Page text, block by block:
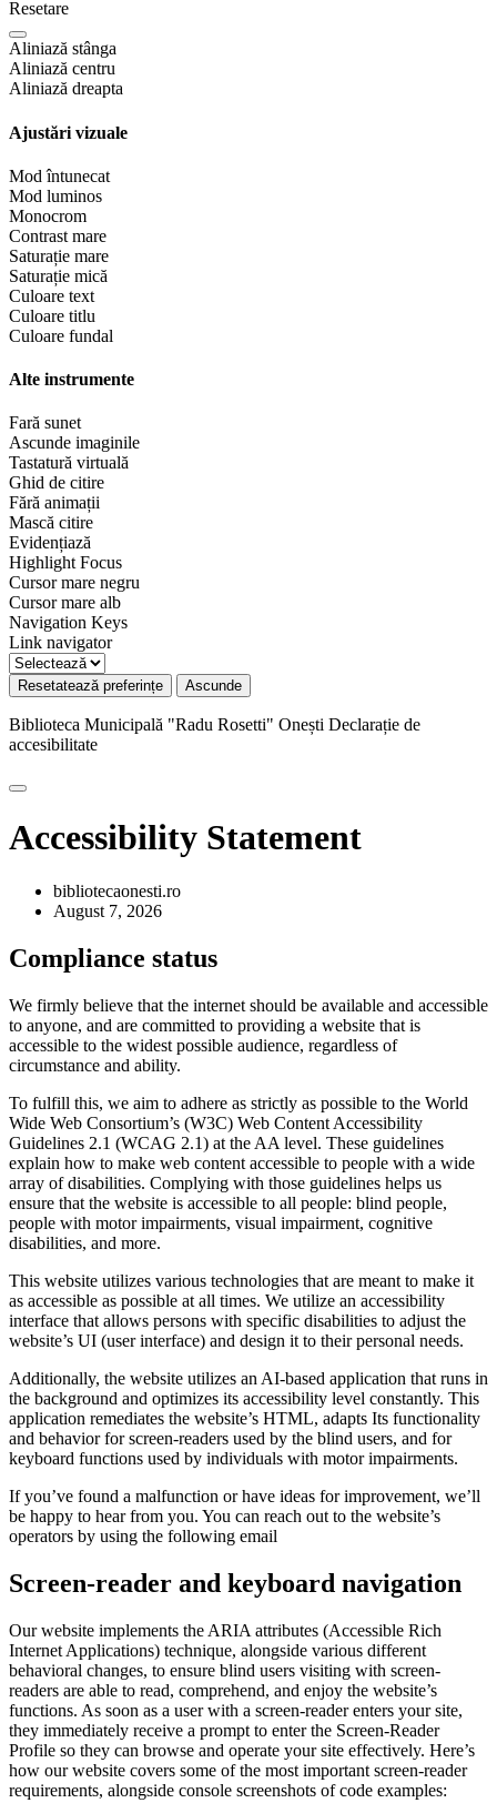
Resetare
Aliniază stânga
Aliniază centru
Aliniază dreapta
Ajustări vizuale
Mod întunecat
Mod luminos
Monocrom
Contrast mare
Saturație mare
Saturație mică
Culoare text
Culoare titlu
Culoare fundal
Alte instrumente
Fară sunet
Ascunde imaginile
Tastatură virtuală
Ghid de citire
Fără animații
Mască citire
Evidențiază
Highlight Focus
Cursor mare negru
Cursor mare alb
Navigation Keys
Link navigator
Resetatează preferințe Ascunde
Biblioteca Municipală "Radu Rosetti" Onești Declarație de
accesibilitate
Accessibility Statement
bibliotecaonesti.ro
August 7, 2026
Compliance status
We firmly believe that the internet should be available and accessible
to anyone, and are committed to providing a website that is
accessible to the widest possible audience, regardless of
circumstance and ability.
To fulfill this, we aim to adhere as strictly as possible to the World
Wide Web Consortium’s (W3C) Web Content Accessibility
Guidelines 2.1 (WCAG 2.1) at the AA level. These guidelines
explain how to make web content accessible to people with a wide
array of disabilities. Complying with those guidelines helps us
ensure that the website is accessible to all people: blind people,
people with motor impairments, visual impairment, cognitive
disabilities, and more.
This website utilizes various technologies that are meant to make it
as accessible as possible at all times. We utilize an accessibility
interface that allows persons with specific disabilities to adjust the
website’s UI (user interface) and design it to their personal needs.
Additionally, the website utilizes an AI-based application that runs in
the background and optimizes its accessibility level constantly. This
application remediates the website’s HTML, adapts Its functionality
and behavior for screen-readers used by the blind users, and for
keyboard functions used by individuals with motor impairments.
If you’ve found a malfunction or have ideas for improvement, we’ll
be happy to hear from you. You can reach out to the website’s
operators by using the following email
Screen-reader and keyboard navigation
Our website implements the ARIA attributes (Accessible Rich
Internet Applications) technique, alongside various different
behavioral changes, to ensure blind users visiting with screen-
readers are able to read, comprehend, and enjoy the website’s
functions. As soon as a user with a screen-reader enters your site,
they immediately receive a prompt to enter the Screen-Reader
Profile so they can browse and operate your site effectively. Here’s
how our website covers some of the most important screen-reader
requirements, alongside console screenshots of code examples: